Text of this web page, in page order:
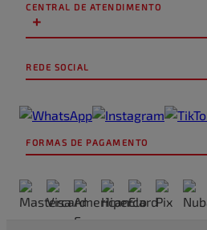
CENTRAL DE ATENDIMENTO
+
REDE SOCIAL
FORMAS DE PAGAMENTO